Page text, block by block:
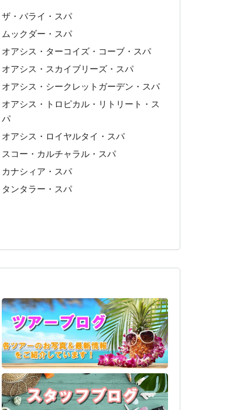
ザ・バライ・スパ
ムックダー・スパ
オアシス・ターコイズ・コーブ・スパ
オアシス・スカイブリーズ・スパ
オアシス・シークレットガーデン・スパ
オアシス・トロピカル・リトリート・ス
パ
オアシス・ロイヤルタイ・スパ
スコー・カルチャラル・スパ
カナシィア・スパ
タンタラー・スパ